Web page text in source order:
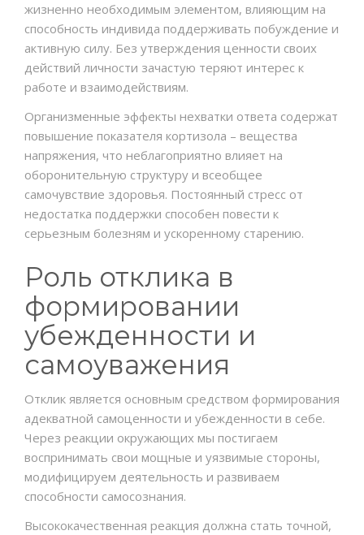
жизненно необходимым элементом, влияющим на
способность индивида поддерживать побуждение и
активную силу. Без утверждения ценности своих
действий личности зачастую теряют интерес к
работе и взаимодействиям.
Организменные эффекты нехватки ответа содержат
повышение показателя кортизола – вещества
напряжения, что неблагоприятно влияет на
оборонительную структуру и всеобщее
самочувствие здоровья. Постоянный стресс от
недостатка поддержки способен повести к
серьезным болезням и ускоренному старению.
Роль отклика в
формировании
убежденности и
самоуважения
Отклик является основным средством формирования
адекватной самоценности и убежденности в себе.
Через реакции окружающих мы постигаем
воспринимать свои мощные и уязвимые стороны,
модифицируем деятельность и развиваем
способности самосознания.
Высококачественная реакция должна стать точной,